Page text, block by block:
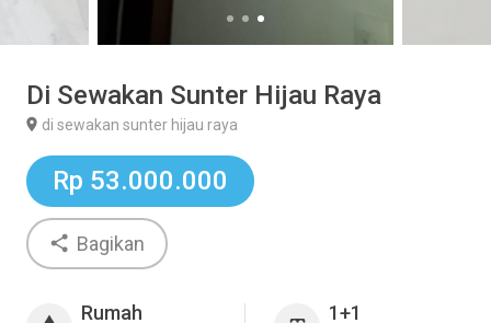
Di Sewakan Sunter Hijau Raya
di sewakan sunter hijau raya
Rp 53.000.000
Bagikan
Rumah 1+1